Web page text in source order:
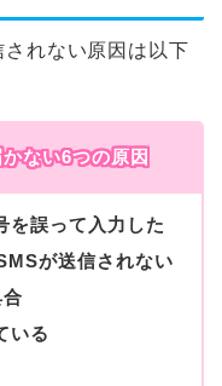
れない原因は以下
ない6つの原因
を誤って入力した
が送信されない
いる